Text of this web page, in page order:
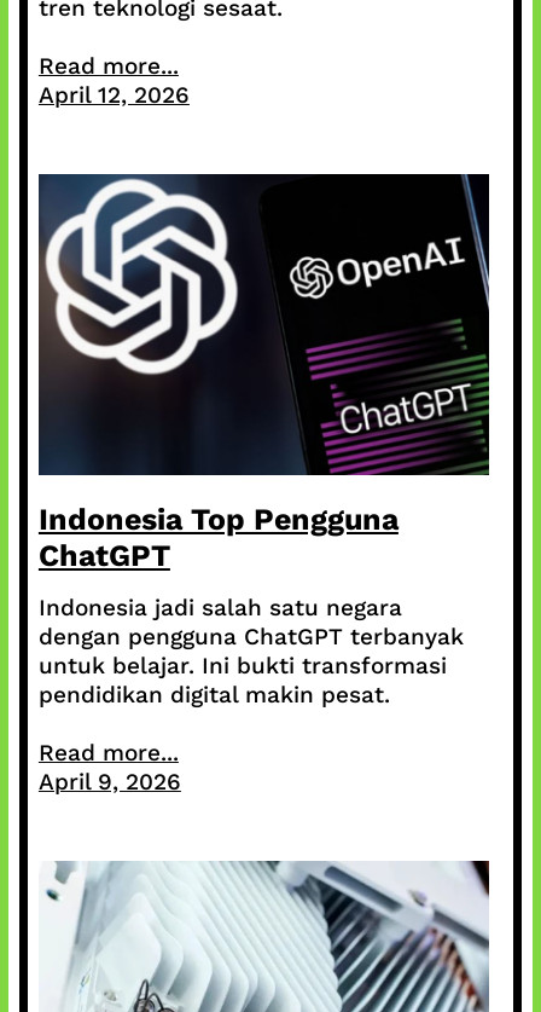
tren teknologi sesaat.
Read more...
April 12, 2026
Indonesia Top Pengguna
ChatGPT
Indonesia jadi salah satu negara
dengan pengguna ChatGPT terbanyak
untuk belajar. Ini bukti transformasi
pendidikan digital makin pesat.
Read more...
April 9, 2026